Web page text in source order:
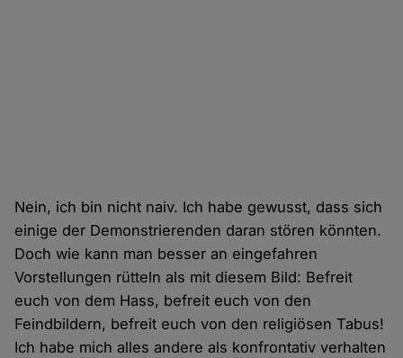
Nein, ich bin nicht naiv. Ich habe gewusst, dass sich
einige der Demonstrierenden daran stören könnten.
Doch wie kann man besser an eingefahren
Vorstellungen rütteln als mit diesem Bild: Befreit
euch von dem Hass, befreit euch von den
Feindbildern, befreit euch von den religiösen Tabus!
Ich habe mich alles andere als konfrontativ verhalten